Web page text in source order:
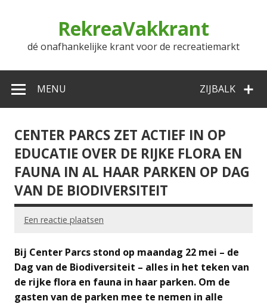
RekreaVakkrant
dé onafhankelijke krant voor de recreatiemarkt
ZIJBALK
MENU
CENTER PARCS ZET ACTIEF IN OP
EDUCATIE OVER DE RIJKE FLORA EN
FAUNA IN AL HAAR PARKEN OP DAG
VAN DE BIODIVERSITEIT
Een reactie plaatsen
Bij Center Parcs stond op maandag 22 mei – de
Dag van de Biodiversiteit – alles in het teken van
de rijke flora en fauna in haar parken. Om de
gasten van de parken mee te nemen in alle